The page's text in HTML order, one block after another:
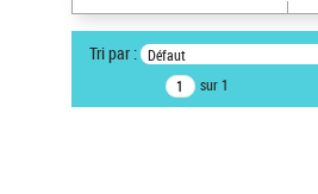
Auteur d’œuvre
Temperton, Rod (1947-2016)
Type de notice d'autorité
Tri par : Défaut
sur 1